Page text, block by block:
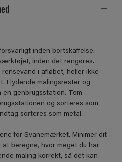
inden bortskaffelse.
inden det rengøres.
i afløbet, heller ikke
Flydende malingsrester og
en genbrugsstation. Tom
og sorteres som
sorteres som metal.
for Svanemærket. Minimer dit
at beregne, hvor meget du har
maling korrekt, så det kan